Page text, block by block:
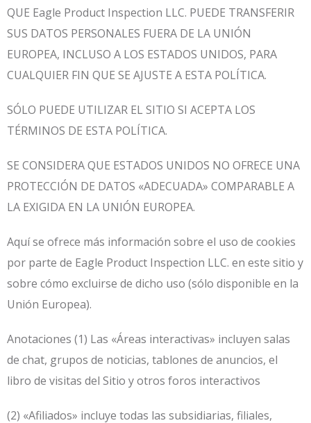
QUE Eagle Product Inspection LLC. PUEDE TRANSFERIR
SUS DATOS PERSONALES FUERA DE LA UNIÓN
EUROPEA, INCLUSO A LOS ESTADOS UNIDOS, PARA
CUALQUIER FIN QUE SE AJUSTE A ESTA POLÍTICA.
SÓLO PUEDE UTILIZAR EL SITIO SI ACEPTA LOS
TÉRMINOS DE ESTA POLÍTICA.
SE CONSIDERA QUE ESTADOS UNIDOS NO OFRECE UNA
PROTECCIÓN DE DATOS «ADECUADA» COMPARABLE A
LA EXIGIDA EN LA UNIÓN EUROPEA.
Aquí se ofrece más información sobre el uso de cookies
por parte de Eagle Product Inspection LLC. en este sitio y
sobre cómo excluirse de dicho uso (sólo disponible en la
Unión Europea).
Anotaciones (1) Las «Áreas interactivas» incluyen salas
de chat, grupos de noticias, tablones de anuncios, el
libro de visitas del Sitio y otros foros interactivos
(2) «Afiliados» incluye todas las subsidiarias, filiales,